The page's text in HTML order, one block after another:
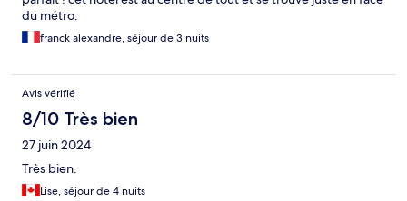
du métro.
franck alexandre, séjour de 3 nuits
Avis vérifié
8/10 Très bien
27 juin 2024
Très bien.
Lise, séjour de 4 nuits